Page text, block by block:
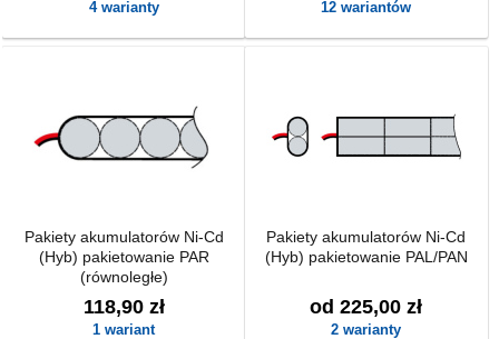
4 warianty 12 wariantów
Pakiety akumulatorów Ni-Cd
(Hyb) pakietowanie PAR
(równoległe)
118,90 zł
1 wariant
Pakiety akumulatorów Ni-Cd
(Hyb) pakietowanie PAL/PAN
od 225,00 zł
2 warianty